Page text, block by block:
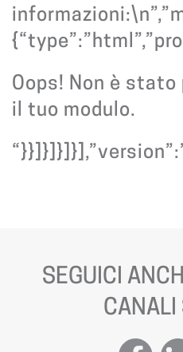
Oops! Non è
il tuo modulo.
SEGUICI
CANALI